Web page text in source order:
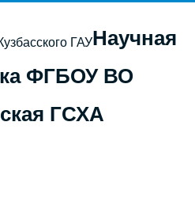
Научная
ФГБОУ ВО
ГСХА